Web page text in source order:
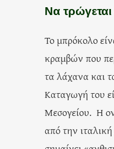
Να
Το μπρόκολο
κραμβών που
τα λάχανα και
Καταγωγή του
Μεσογείου. Η
από την